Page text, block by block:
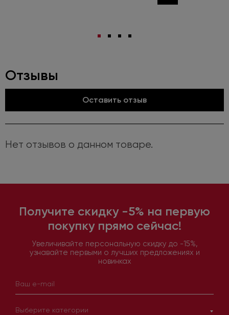
Отзывы
Оставить отзыв
Нет отзывов о данном товаре.
Получите скидку -5% на первую
покупку прямо сейчас!
Увеличивайте персональную скидку до -15%,
узнавайте первыми о лучших предложениях и
новинках
Выберите категории